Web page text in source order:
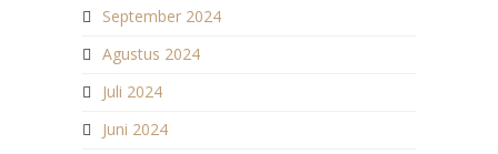
September 2024
Agustus 2024
Juli 2024
Juni 2024